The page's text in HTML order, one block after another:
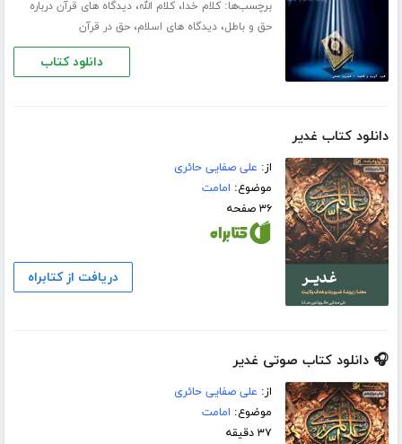
برچسب‌ها:کلام خدا،کلام الله،دیدگاه های قرآن درباره
حق و باطل،دیدگاه های اسلام،حق در قرآن
دانلود کتاب
دانلود کتاب غدیر
از: علی صفایی حائری
موضوع: امامت
۳۶ صفحه
دریافت از کتابراه
🎧 دانلود کتاب صوتی غدیر
از: علی صفایی حائری
موضوع: امامت
۳۷ دقیقه